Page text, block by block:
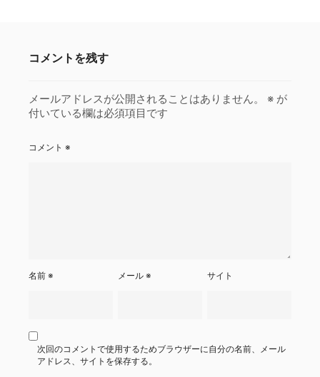
コメントを残す
メールアドレスが公開されることはありません。 ※ が
付いている欄は必須項目です
コメント ※
名前 ※ メール※ サイト
次回のコメントで使用するためブラウザーに自分の名前、メール
アドレス、サイトを保存する。